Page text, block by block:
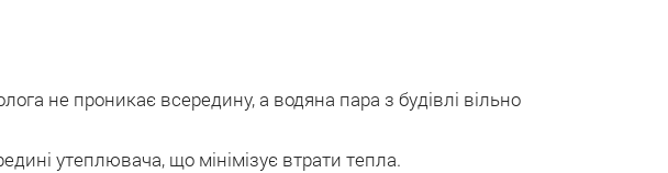
не проникає всередину, а водяна пара з будівлі вільно
утеплювача, що мінімізує втрати тепла.